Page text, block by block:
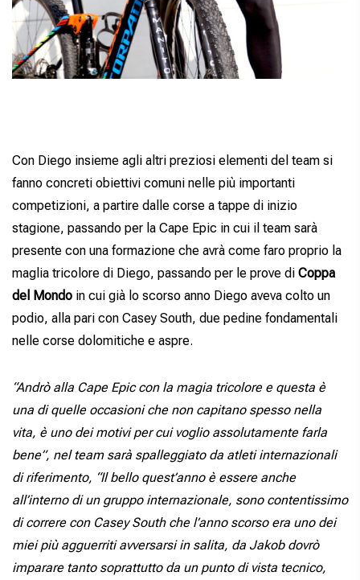
Con Diego insieme agli altri preziosi elementi del team si
fanno concreti obiettivi comuni nelle più importanti
competizioni, a partire dalle corse a tappe di inizio
stagione, passando per la Cape Epic in cui il team sarà
presente con una formazione che avrà come faro proprio la
maglia tricolore di Diego, passando per le prove di Coppa
del Mondo in cui già lo scorso anno Diego aveva colto un
podio, alla pari con Casey South, due pedine fondamentali
nelle corse dolomitiche e aspre.
“Andrò alla Cape Epic con la magia tricolore e questa è
una di quelle occasioni che non capitano spesso nella
vita, è uno dei motivi per cui voglio assolutamente farla
bene”, nel team sarà spalleggiato da atleti internazionali
di riferimento, “Il bello quest’anno è essere anche
all’interno di un gruppo internazionale, sono contentissimo
di correre con Casey South che l’anno scorso era uno dei
miei più agguerriti avversarsi in salita, da Jakob dovrò
imparare tanto soprattutto da un punto di vista tecnico,